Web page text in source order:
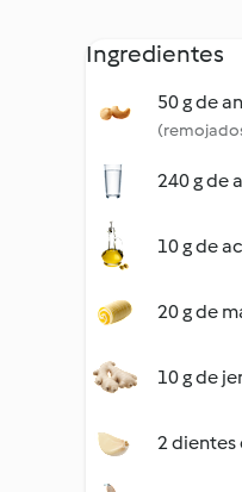
Ingredientes
50 g de
240 g de
10 g de
20 g de
10 g de
2 dientes